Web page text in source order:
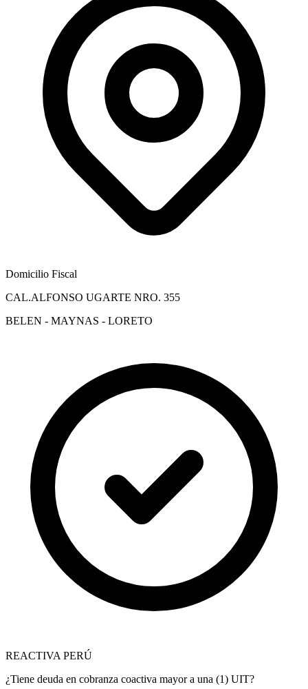
Domicilio Fiscal
CAL.ALFONSO UGARTE NRO. 355
BELEN - MAYNAS - LORETO
REACTIVA PERÚ
¿Tiene deuda en cobranza coactiva mayor a una (1) UIT?